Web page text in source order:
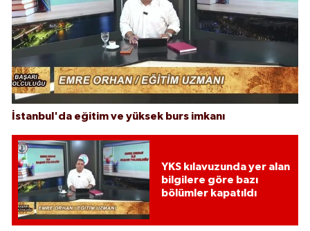
İstanbul'da eğitim ve yüksek burs imkanı
YKS kılavuzunda yer alan
bilgilere göre bazı
bölümler kapatıldı